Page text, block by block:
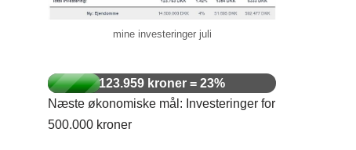
mine investeringer juli
123.959 kroner = 23%
Næste økonomiske mål: Investeringer for
500.000 kroner